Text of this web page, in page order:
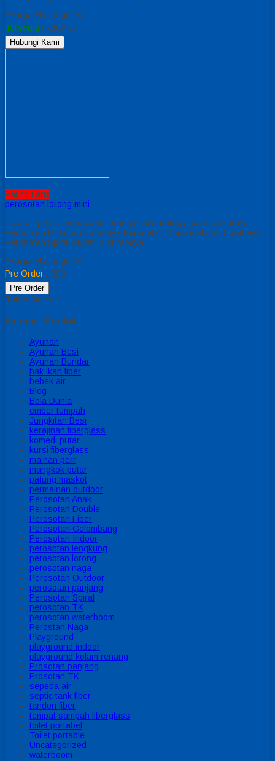
*Harga Hubungi CS
Tersedia / kode 14
Hubungi Kami
Paling Laris
perosotan lorong mini
Related posts: perosotan lorong mini surabaya dan sekitarnya
Perosotan tk murah surabaya Perosotan Double Murah Surabaya
Perosotan Spiral Murah 2 surabaya
*Harga Hubungi CS
Pre Order / 093
Pre Order
Tutup Sidebar
Kategori Produk
Ayunan
Ayunan Besi
Ayunan Bundar
bak ikan fiber
bebek air
Blog
Bola Dunia
ember tumpah
Jungkitan Besi
kerajinan fiberglass
komedi putar
kursi fiberglass
mainan perr
mangkok putar
patung maskot
permainan outdoor
Perosotan Anak
Perosotan Double
Perosotan Fiber
Perosotan Gelombang
Perosotan Indoor
perosotan lengkung
perosotan lorong
perosotan naga
Perosotan Outdoor
perosotan panjang
Perosotan Spiral
perosotan TK
perosotan waterboom
Perostan Naga
Playground
playground indoor
playground kolam renang
Prosotan panjang
Prosotan TK
sepeda air
septic tank fiber
tandon fiber
tempat sampah fiberglass
toilet portabel
Toilet portable
Uncategorized
waterboom